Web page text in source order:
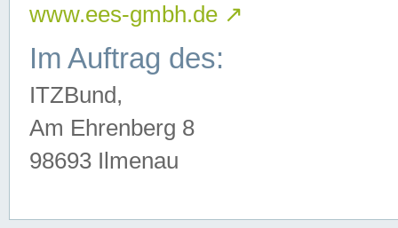
www.ees-gmbh.de ↗
Im Auftrag des:
ITZBund,
Am Ehrenberg 8
98693 Ilmenau